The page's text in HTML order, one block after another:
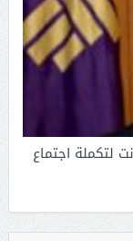
لتكملة اجتماع